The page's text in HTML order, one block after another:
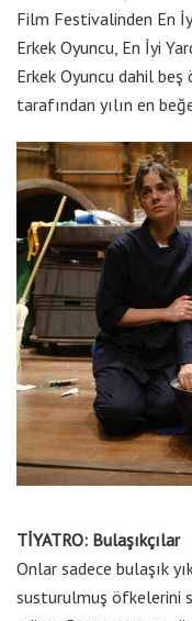
Film Festivalinden En
Erkek Oyuncu, En İyi
Erkek Oyuncu dahil
tarafından yılın en
TİYATRO: Bulaşıkçılar
Onlar sadece bulaşık
susturulmuş öfkelerini